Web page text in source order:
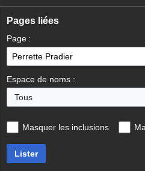
navigation
recherche
Pages liées
Page :
Espace de noms :
Tous
Masquer les inclusions
Lister